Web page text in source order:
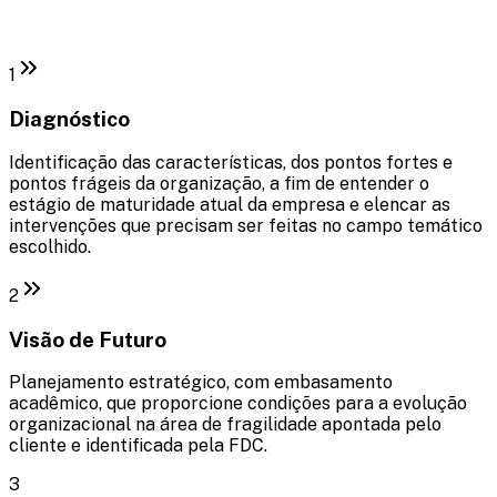
1
Diagnóstico
Identificação das características, dos pontos fortes e
pontos frágeis da organização, a fim de entender o
estágio de maturidade atual da empresa e elencar as
intervenções que precisam ser feitas no campo temático
escolhido.
2
Visão de Futuro
Planejamento estratégico, com embasamento
acadêmico, que proporcione condições para a evolução
organizacional na área de fragilidade apontada pelo
cliente e identificada pela FDC.
3